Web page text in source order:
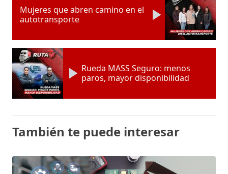
Mujeres que abren camino en el
autotransporte
Rueda MASS Seguro: menos
paros, mayor disponibilidad
También te puede interesar